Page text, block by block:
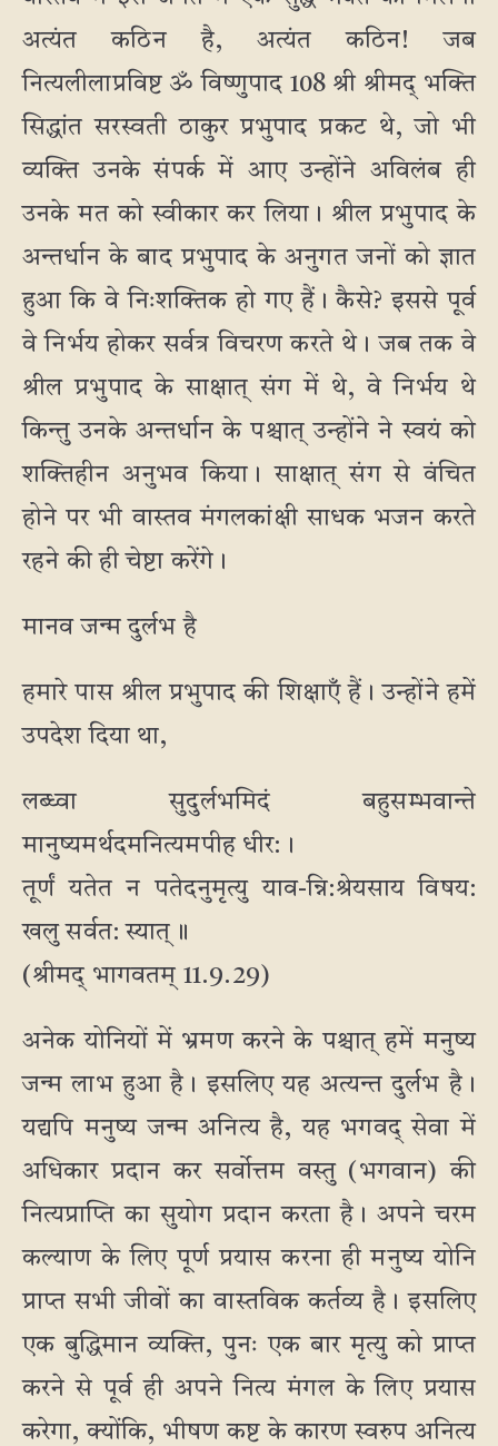
अत्यंत कठिन है, अत्यंत कठिन! जब
नित्यलीलाप्रविष्ट ॐ विष्णुपाद 108 श्री श्रीमद् भक्ति
सिद्धांत सरस्वती ठाकुर प्रभुपाद प्रकट थे, जो भी
व्यक्ति उनके संपर्क में आए उन्होंने अविलंब ही
उनके मत को स्वीकार कर लिया। श्रील प्रभुपाद के
अन्तर्धान के बाद प्रभुपाद के अनुगत जनों को ज्ञात
हुआ कि वे निःशक्तिक हो गए हैं। कैसे? इससे पूर्व
वे निर्भय होकर सर्वत्र विचरण करते थे। जब तक वे
श्रील प्रभुपाद के साक्षात् संग में थे, वे निर्भय थे
किन्तु उनके अन्तर्धान के पश्चात् उन्होंने ने स्वयं को
शक्तिहीन अनुभव किया। साक्षात् संग से वंचित
होने पर भी वास्तव मंगलकांक्षी साधक भजन करते
रहने की ही चेष्टा करेंगे।
मानव जन्म दुर्लभ है
हमारे पास श्रील प्रभुपाद की शिक्षाएँ हैं। उन्होंने हमें
उपदेश दिया था,
लब्ध्वा सुदुर्लभमिदं बहुसम्भवान्ते
मानुष्यमर्थदमनित्यमपीह धीर:।
तूर्णं यतेत न पतेदनुमृत्यु याव-न्नि:श्रेयसाय विषय:
खलु सर्वत: स्यात्॥
(श्रीमद् भागवतम् 11.9.29)
अनेक योनियों में भ्रमण करने के पश्चात् हमें मनुष्य
जन्म लाभ हुआ है। इसलिए यह अत्यन्त दुर्लभ है।
यद्यपि मनुष्य जन्म अनित्य है, यह भगवद् सेवा में
अधिकार प्रदान कर सर्वोत्तम वस्तु (भगवान) की
नित्यप्राप्ति का सुयोग प्रदान करता है। अपने चरम
कल्याण के लिए पूर्ण प्रयास करना ही मनुष्य योनि
प्राप्त सभी जीवों का वास्तविक कर्तव्य है। इसलिए
एक बुद्धिमान व्यक्ति, पुनः एक बार मृत्यु को प्राप्त
करने से पूर्व ही अपने नित्य मंगल के लिए प्रयास
करेगा, क्योंकि, भीषण कष्ट के कारण स्वरुप अनित्य